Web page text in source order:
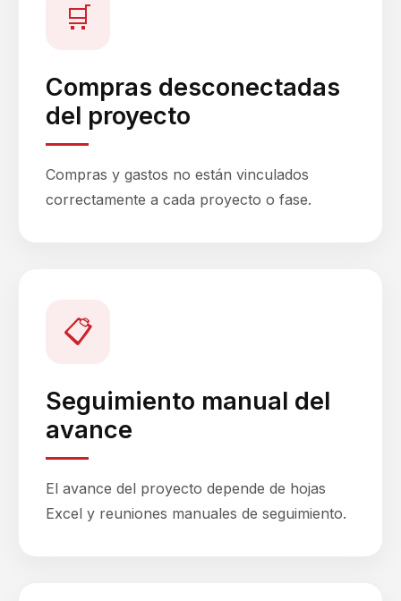
🛒
Compras desconectadas
del proyecto
Compras y gastos no están vinculados
correctamente a cada proyecto o fase.
📋
Seguimiento manual del
avance
El avance del proyecto depende de hojas
Excel y reuniones manuales de seguimiento.